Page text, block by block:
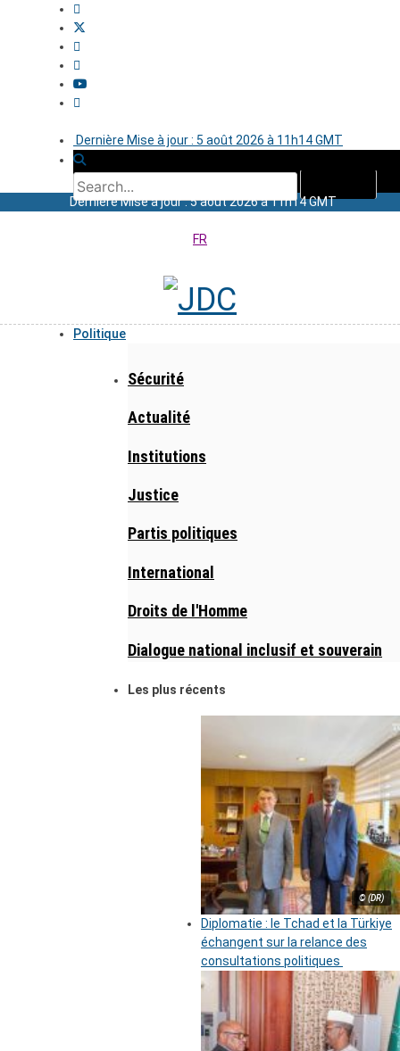
Dernière Mise à jour : 5 août 2026 à 11h14 GMT
Dernière Mise à jour : 5 août 2026 à 11h14 GMT
FR
Politique
Sécurité
Actualité
Institutions
Justice
Partis politiques
International
Droits de l'Homme
Dialogue national inclusif et souverain
Les plus récents
© (DR)
Diplomatie : le Tchad et la Türkiye
échangent sur la relance des
consultations politiques